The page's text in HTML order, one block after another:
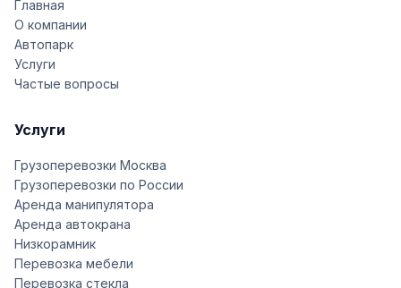
Главная
О компании
Автопарк
Услуги
Частые вопросы
Услуги
Грузоперевозки Москва
Грузоперевозки по России
Аренда манипулятора
Аренда автокрана
Низкорамник
Перевозка мебели
Перевозка стекла